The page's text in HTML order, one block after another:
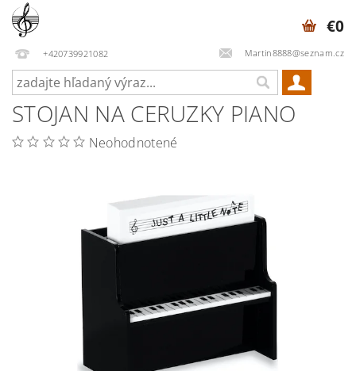
+420739921082 Martin8888@seznam.cz
€0
STOJAN NA CERUZKY PIANO
Neohodnotené